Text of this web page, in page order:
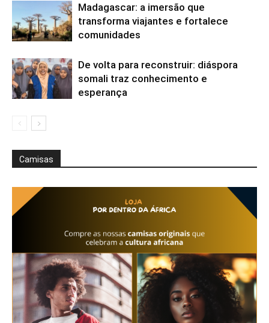
Madagascar: a imersão que
transforma viajantes e fortalece
comunidades
De volta para reconstruir: diáspora
somali traz conhecimento e
esperança
Camisas